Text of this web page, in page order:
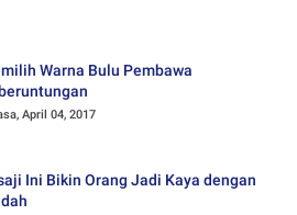
Warna Bulu Pembawa
April 04, 2017
Ini Bikin Orang Jadi Kaya dengan